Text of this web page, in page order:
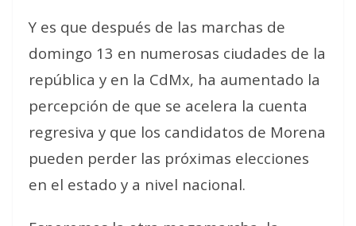
Y es que después de las marchas de
domingo 13 en numerosas ciudades de la
república y en la CdMx, ha aumentado la
percepción de que se acelera la cuenta
regresiva y que los candidatos de Morena
pueden perder las próximas elecciones
en el estado y a nivel nacional.